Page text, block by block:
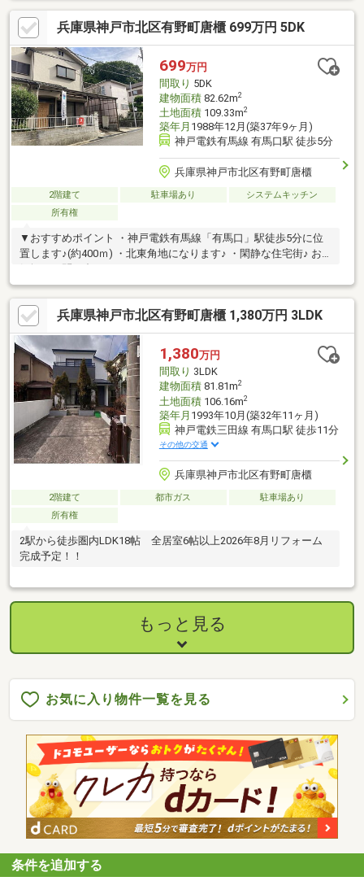
兵庫県神戸市北区有野町唐櫃 699万円 5DK
699万円
間取り 5DK
建物面積82.62m2
土地面積109.33m2
築年月 1988年12月(築37年9ヶ月)
神戸電鉄有馬線 有馬口駅 徒歩5分
兵庫県神戸市北区有野町唐櫃
2階建て 駐車場あり
システムキッチン
所有権
▼おすすめポイント ・神戸電鉄有馬線「有馬口」駅徒歩5分に位
置します♪(約400ｍ) ・北東角地になります♪ ・閑静な住宅街♪ お
兵庫県神戸市北区有野町唐櫃 1,380万円 3LDK
1,380万円
間取り 3LDK
建物面積81.81m2
土地面積106.16m2
築年月 1993年10月(築32年11ヶ月)
神戸電鉄三田線 有馬口駅 徒歩11分
その他の交通
兵庫県神戸市北区有野町唐櫃
2階建て 都市ガス
駐車場あり
所有権
2駅から徒歩圏内LDK18帖 全居室6帖以上2026年8月リフォーム
完成予定！！
もっと見る
お気に入り物件一覧を見る
条件を追加する